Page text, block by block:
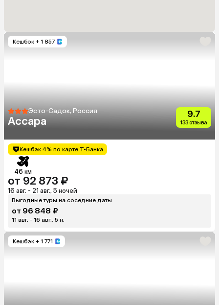
Кешбэк + 1 857
Эсто-Садок, Россия
Ассара
9.7
133 отзыва
Кешбэк 4% по карте Т-Банка
46 км
от 92 873 ₽
16 авг. - 21 авг., 5 ночей
Выгодные туры на соседние даты
от 96 848 ₽
11 авг. - 16 авг., 5 н.
Кешбэк + 1 771